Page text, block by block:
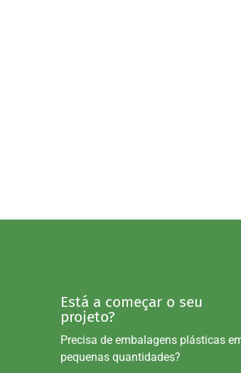
Está a começar o seu
projeto?
Precisa de embalagens plásticas
pequenas quantidades?